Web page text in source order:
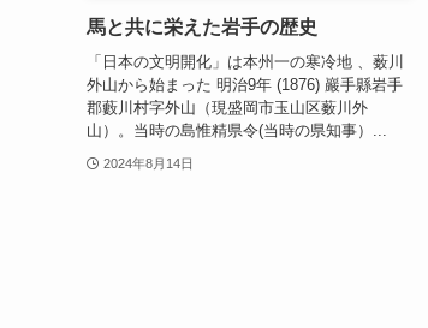
馬と共に栄えた岩手の歴史
「日本の文明開化」は本州一の寒冷地 、薮川
外山から始まった 明治9年 (1876) 巖手縣岩手
郡藪川村字外山（現盛岡市玉山区薮川外
山）。当時の島惟精県令(当時の県知事）...
2024年8月14日